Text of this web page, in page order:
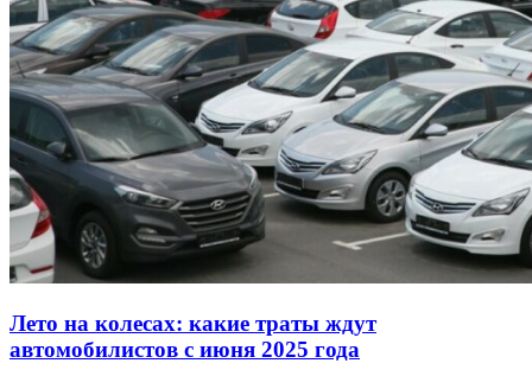
Лето на колесах: какие траты ждут
автомобилистов с июня 2025 года